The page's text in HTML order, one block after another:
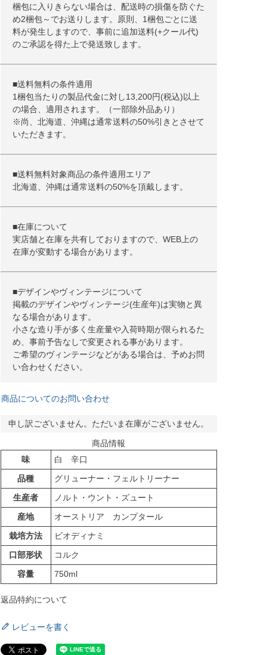
梱包に入りきらない場合は、配送時の損傷を防ぐた
め2梱包～でお送りします。原則、1梱包ごとに送
料が発生しますので、事前に追加送料(+クール代)
のご承認を得た上で発送致します。
■送料無料の条件適用
1梱包当たりの製品代金に対し13,200円(税込)以上
の場合、適用されます。（一部除外品あり）
※尚、北海道、沖縄は通常送料の50%引きとさせて
いただきます。
■送料無料対象商品の条件適用エリア
北海道、沖縄は通常送料の50%を頂戴します。
■在庫について
実店舗と在庫を共有しておりますので、WEB上の
在庫が変動する場合があります。
■デザインやヴィンテージについて
掲載のデザインやヴィンテージ(生産年)は実物と異
なる場合があります。
小さな造り手が多く生産量や入荷時期が限られるた
め、事前予告なしで変更される事があります。
ご希望のヴィンテージなどがある場合は、予めお問
い合わせください。
商品についてのお問い合わせ
申し訳ございません。ただいま在庫がございません。
商品情報
味
白 辛口
品種
グリューナー・フェルトリーナー
生産者
ノルト・ウント・ズュート
産地
オーストリア カンプタール
栽培方法
ビオディナミ
口部形状
コルク
容量
750ml
返品特約について
レビューを書く